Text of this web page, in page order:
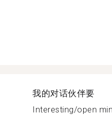
我的对话伙伴要
Interesting/open